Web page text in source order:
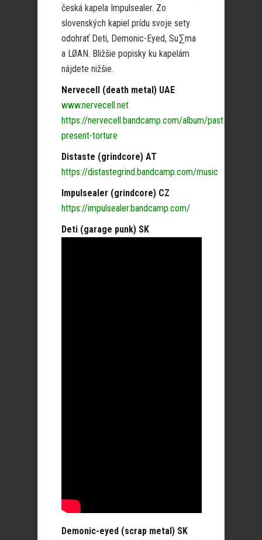
česká kapela Impulsealer. Zo
slovenských kapiel prídu svoje sety
odohrať Deti, Demonic-Eyed, Su∑ma
a LØAN. Bližšie popisky ku kapelám
nájdete nižšie.
Nervecell (death metal) UAE
www.nervecell.net
https://nervecell.bandcamp.com/album/past-
present-torture
Distaste (grindcore) AT
https://distastegrind.bandcamp.com/music
Impulsealer (grindcore) CZ
https://impulsealer.bandcamp.com/
Deti (garage punk) SK
Demonic-eyed (scrap metal) SK